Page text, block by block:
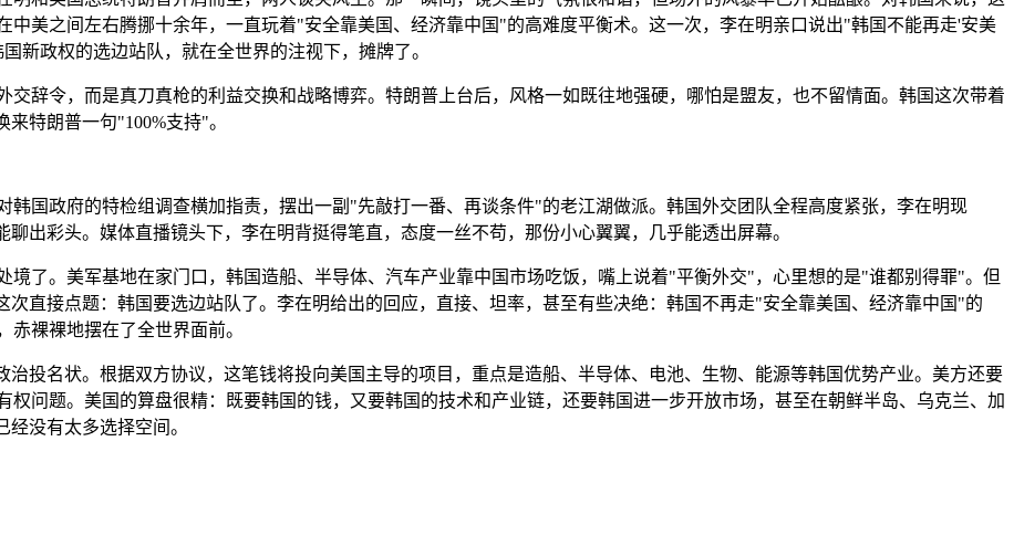
中美之间左右腾挪十余年，一直玩着"安全靠美国、经济靠中国"的高难度平衡术。这一次，李在明亲口说出"韩国不能再走'安美
新政权的选边站队，就在全世界的注视下，摊牌了。
辞令，而是真刀真枪的利益交换和战略博弈。特朗普上台后，风格一如既往地强硬，哪怕是盟友，也不留情面。韩国这次带着
特朗普一句"100%支持"。
国政府的特检组调查横加指责，摆出一副"先敲打一番、再谈条件"的老江湖做派。韩国外交团队全程高度紧张，李在明现
出彩头。媒体直播镜头下，李在明背挺得笔直，态度一丝不苟，那份小心翼翼，几乎能透出屏幕。
境了。美军基地在家门口，韩国造船、半导体、汽车产业靠中国市场吃饭，嘴上说着"平衡外交"，心里想的是"谁都别得罪"。但
直接点题：韩国要选边站队了。李在明给出的回应，直接、坦率，甚至有些决绝：韩国不再走"安全靠美国、经济靠中国"的
裸裸地摆在了全世界面前。
投名状。根据双方协议，这笔钱将投向美国主导的项目，重点是造船、半导体、电池、生物、能源等韩国优势产业。美方还要
问题。美国的算盘很精：既要韩国的钱，又要韩国的技术和产业链，还要韩国进一步开放市场，甚至在朝鲜半岛、乌克兰、加
没有太多选择空间。